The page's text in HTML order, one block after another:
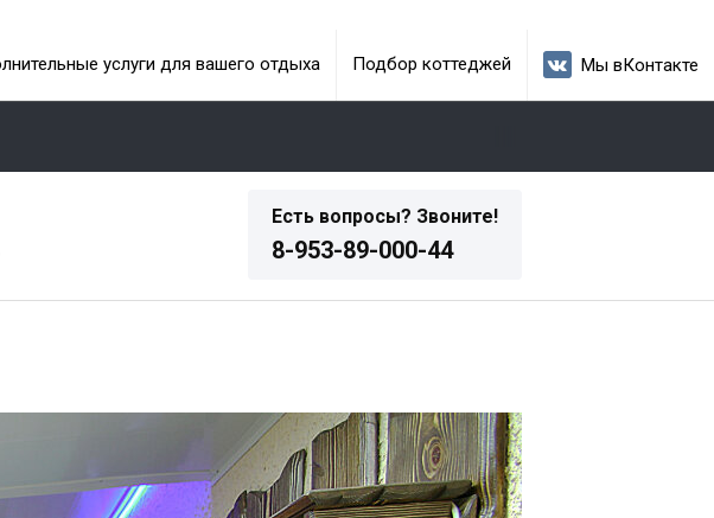
услуги для вашего отдыха Подбор коттеджей Мы вКонтакте
Есть вопросы? Звоните!
8-953-89-000-44